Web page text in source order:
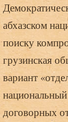
абхазском
поиску
грузинская
вариант
договор­ных